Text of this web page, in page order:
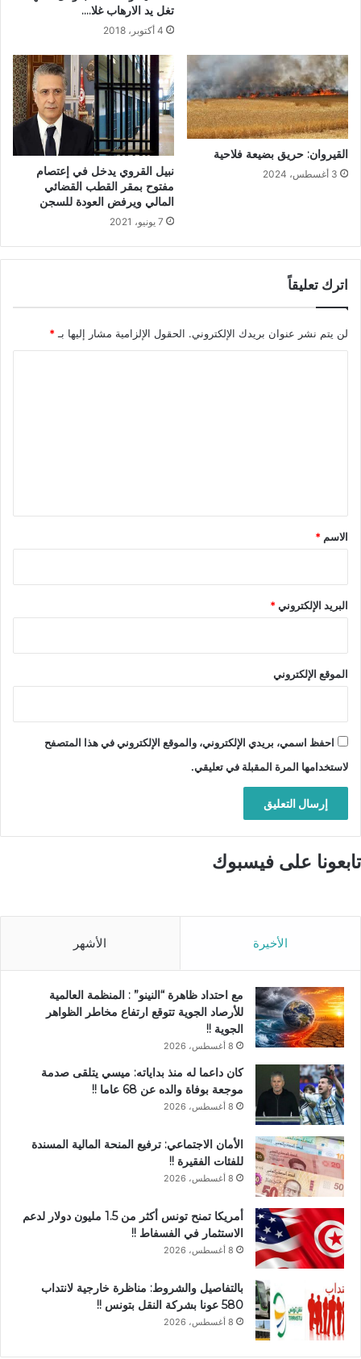
تغل يد الارهاب غلا….
4 أكتوبر، 2018
القيروان: حريق بضيعة فلاحية
3 أغسطس، 2024
نبيل القروي يدخل في إعتصام
مفتوح بمقر القطب القضائي
المالي ويرفض العودة للسجن
7 يونيو، 2021
اترك تعليقاً
لن يتم نشر عنوان بريدك الإلكتروني. الحقول الإلزامية مشار إليها بـ*
*
الاسم *
البريد الإلكتروني*
الموقع الإلكتروني
احفظ اسمي، بريدي الإلكتروني، والموقع الإلكتروني في هذا المتصفح
لاستخدامها المرة المقبلة في تعليقي.
تابعونا على فيسبوك
الأخيرة الأشهر
مع احتداد ظاهرة “النينو” : المنظمة العالمية
للأرصاد الجوية تتوقع ارتفاع مخاطر الظواهر
الجوية !!
8 أغسطس، 2026
كان داعما له منذ بداياته: ميسي يتلقى صدمة
موجعة بوفاة والده عن 68 عاما !!
8 أغسطس، 2026
الأمان الاجتماعي: ترفيع المنحة المالية المسندة
للفئات الفقيرة !!
8 أغسطس، 2026
أمريكا تمنح تونس أكثر من 1.5 مليون دولار لدعم
الاستثمار في الفسفاط !!
8 أغسطس، 2026
بالتفاصيل والشروط: مناظرة خارجية لانتداب
580 عونا بشركة النقل بتونس !!
8 أغسطس، 2026